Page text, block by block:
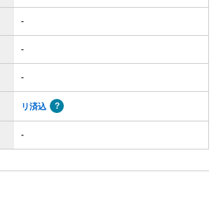
-
-
-
リ済込
-